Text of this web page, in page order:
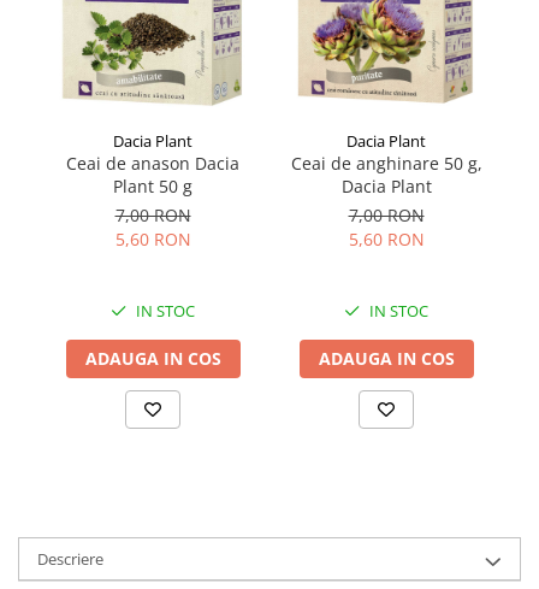
Dacia Plant
Ceai de anason Dacia
Plant 50 g
7,00 RON
5,60 RON
IN STOC
ADAUGA IN COS
Dacia Plant
Ceai de anghinare 50 g,
Dacia Plant
7,00 RON
5,60 RON
IN STOC
ADAUGA IN COS
Descriere